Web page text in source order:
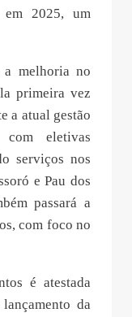
em 2025, um
a melhoria no
primeira vez
a atual gestão
eletivas
serviços nos
e Pau dos
passará a
com foco no
é atestada
da